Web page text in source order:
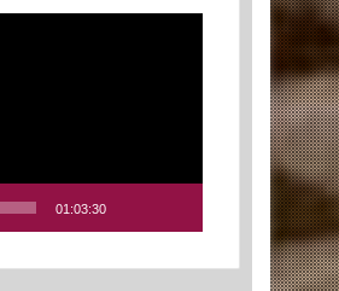
01:03:30